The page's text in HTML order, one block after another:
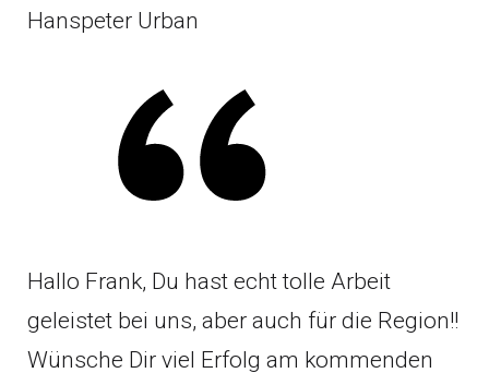
Hanspeter Urban
Hallo Frank, Du hast echt tolle Arbeit
geleistet bei uns, aber auch für die Region!!
Wünsche Dir viel Erfolg am kommenden